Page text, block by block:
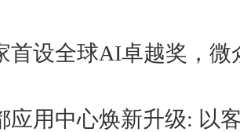
首设全球AI卓越奖，
应用中心焕新升级: 以